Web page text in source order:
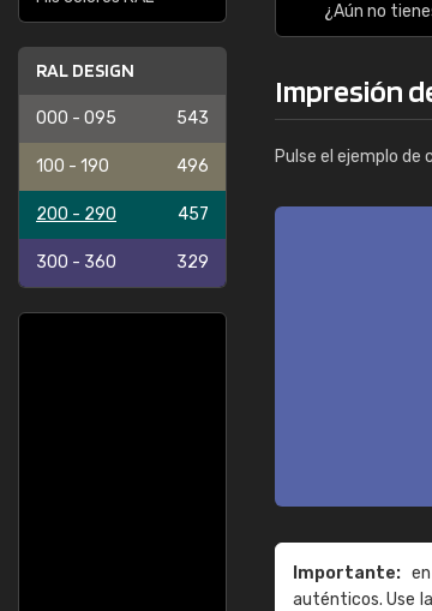
RAL DESIGN
000 - 095 543
100 - 190 496
200 - 290 457
300 - 360 329
¿Aún no
Impresión
Pulse el ejemplo de
Importante:
auténticos. Use